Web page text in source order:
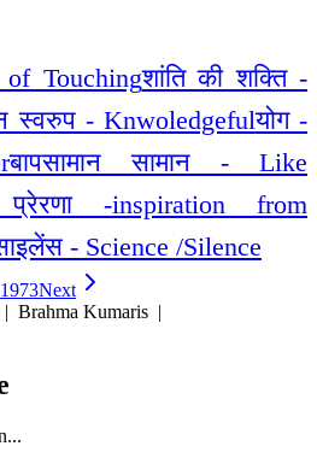
Touchingशांति की शक्ति -
स्वरुप - Knwoledgefulयोग -
बापसामान सामान - Like
प्रेरणा -inspiration from
- Science /Silence
Next
| Brahma Kumaris |